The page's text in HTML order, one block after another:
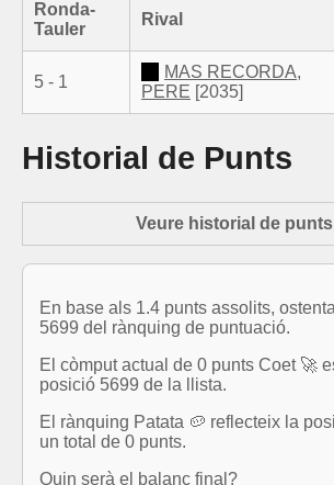
Ronda-
Tauler
Rival
5 - 1
MAS RECORDA,
PERE [2035]
Historial de Punts
Veure historial de punts
En base als 1.4 punts assolits,
5699 del rànquing de puntuació.
El còmput actual de 0 punts Coet 🚀
posició 5699 de la llista.
El rànquing Patata 🥔 reflecteix la
un total de 0 punts.
Quin serà el balanç final?